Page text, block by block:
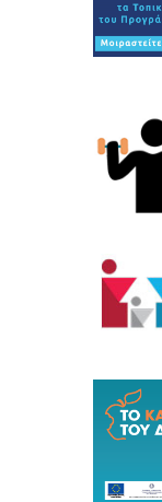
Δελτία Τύπου -